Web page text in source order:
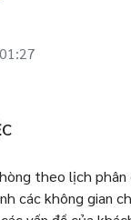
theo lịch phân
các không gian